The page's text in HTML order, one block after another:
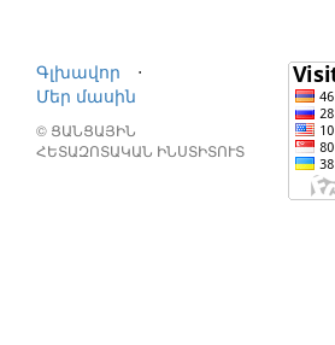
Գլխավոր
⋅
Մեր մասին
© ՑԱՆՑԱՅԻՆ
ՀԵՏԱԶՈՏԱԿԱՆ ԻՆՍՏԻՏՈՒՏ